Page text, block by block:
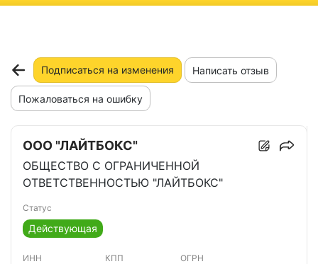
Подписаться на изменения Написать отзыв
Пожаловаться на ошибку
ООО "ЛАЙТБОКС"
ОБЩЕСТВО С ОГРАНИЧЕННОЙ
ОТВЕТСТВЕННОСТЬЮ "ЛАЙТБОКС"
Статус
Действующая
ИНН КПП ОГРН